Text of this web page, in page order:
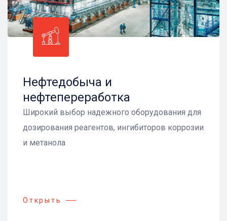
Нефтедобыча и
нефтепереработка
Широкий выбор надежного оборудования для
дозирования реагентов, ингибиторов коррозии
и метанола
Открыть